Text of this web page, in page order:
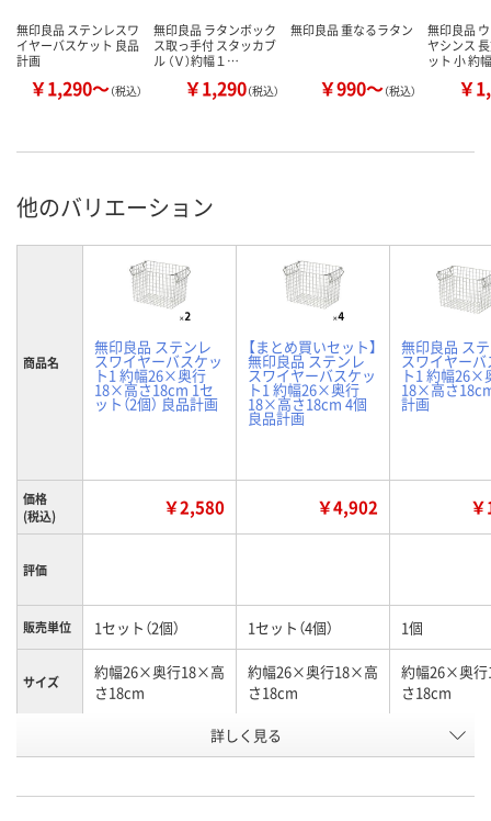
無印良品 ステンレスワ
イヤーバスケット 良品
計画
￥1,290～（税込）
無印良品 ラタンボック
ス取っ手付 スタッカブ
ル （Ｖ）約幅１…
￥1,290（税込）
無印良品 重なるラタン
￥990～（税込）
無印良品
ヤシンス
ット 小 約
￥
他のバリエーション
商品名
無印良品 ステンレ
スワイヤーバスケッ
ト1 約幅26×奥行
18×高さ18cm 1セ
ット（2個） 良品計画
【まとめ買いセット】
無印良品 ステンレ
スワイヤーバスケッ
ト1 約幅26×奥行
18×高さ18cm 4個
良品計画
無印良品 ス
スワイヤー
ト1 約幅26×
18×高さ
計画
価格
(税込)
￥2,580 ￥4,902
評価
販売単位 1セット（2個） 1セット（4個） 1個
サイズ
約幅26×奥行18×高
さ18cm
約幅26×奥行18×高
さ18cm
約幅26×奥
さ18cm
PJ58671 PJ58546
詳しく見る